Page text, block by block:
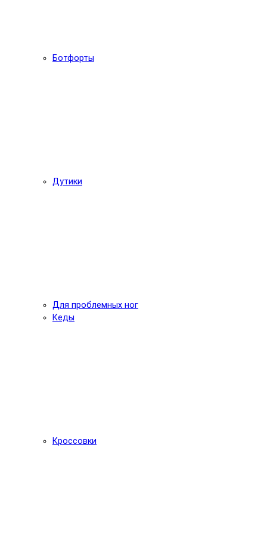
Ботфорты
Дутики
Для проблемных ног
Кеды
Кроссовки